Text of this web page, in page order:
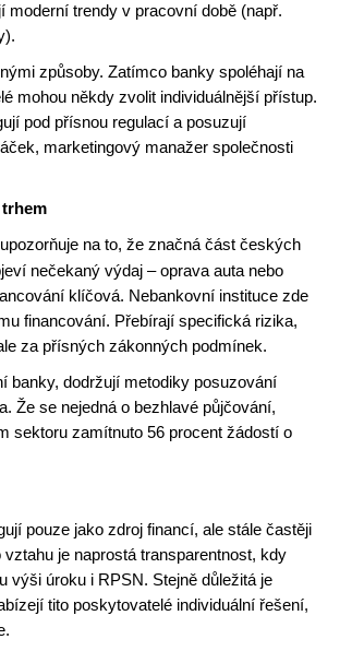
trendy v pracovní době (např.
způsoby. Zatímco banky spoléhají na
mohou někdy zvolit individuálnější přístup.
pod přísnou regulací a posuzují
marketingový manažer společnosti
na to, že značná část českých
nečekaný výdaj – oprava auta nebo
klíčová. Nebankovní instituce zde
financování. Přebírají specifická rizika,
za přísných zákonných podmínek.
banky, dodržují metodiky posuzování
Že se nejedná o bezhlavé půjčování,
sektoru zamítnuto 56 procent žádostí o
pouze jako zdroj financí, ale stále častěji
je naprostá transparentnost, kdy
výši úroku i RPSN. Stejně důležitá je
tito poskytovatelé individuální řešení,